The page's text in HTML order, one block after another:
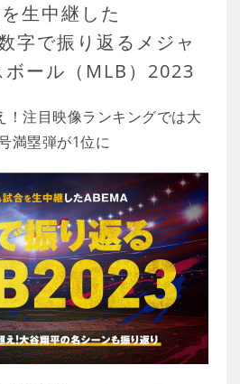
生中継した
字で振り返るメジャ
ボール（MLB）2023
！注目映像ランキングでは大
満塁弾が1位に